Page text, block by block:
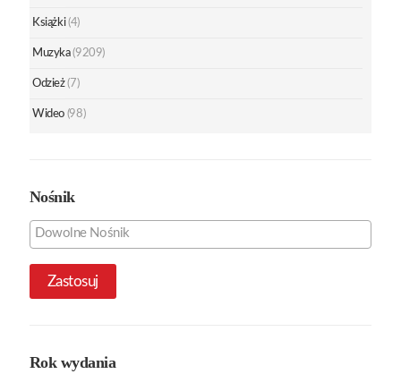
Książki (4)
Muzyka (9209)
Odzież (7)
Wideo (98)
Nośnik
Zastosuj
Rok wydania